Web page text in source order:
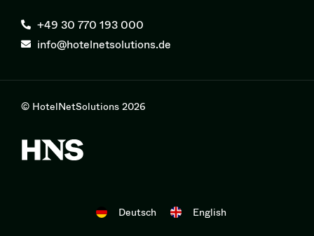
+49 30 770 193 000
info@hotelnetsolutions.de
Deutsch English
© HotelNetSolutions 2026